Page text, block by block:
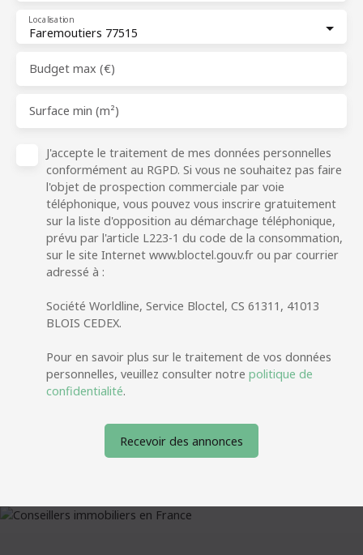
Faremoutiers 77515
Localisation
Budget max (€)
Surface min (m²)
J'accepte le traitement de mes données personnelles
conformément au RGPD. Si vous ne souhaitez pas faire
l'objet de prospection commerciale par voie
téléphonique, vous pouvez vous inscrire gratuitement
sur la liste d'opposition au démarchage téléphonique,
prévu par l'article L223-1 du code de la consommation,
sur le site Internet www.bloctel.gouv.fr ou par courrier
adressé à :
Société Worldline, Service Bloctel, CS 61311, 41013
BLOIS CEDEX.
Pour en savoir plus sur le traitement de vos données
personnelles, veuillez consulter notre politique de
confidentialité.
Recevoir des annonces